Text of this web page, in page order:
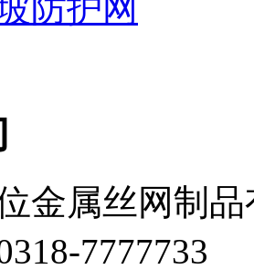
防护网
金属丝网制
7777733